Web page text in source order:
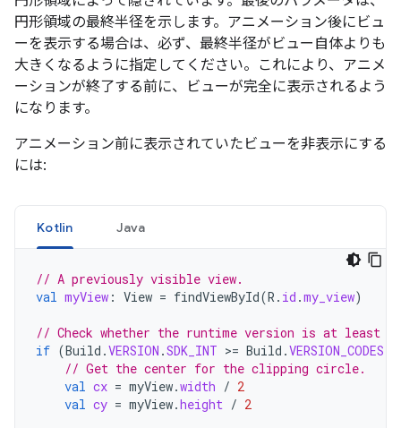
円形領域の最終半径を示します。アニメーション後にビュ
ーを表示する場合は、必ず、最終半径がビュー自体よりも
大きくなるように指定してください。これにより、アニメ
ーションが終了する前に、ビューが完全に表示されるよう
になります。
アニメーション前に表示されていたビューを非表示にする
には:
Kotlin Java
// A previously visible view.
val myView : View = findViewById(R . id .my_view)
// Check whether the runtime version is at least
if (Build .VERSION .SDK_INT >= Build .VERSION_CODES
// Get the center for the clipping circle.
val cx = myView.width / 2
val cy = myView.height / 2